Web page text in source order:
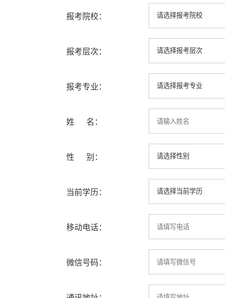
报考院校：
报考层次：
报考专业：
姓 名：
性 别：
当前学历：
移动电话：
微信号码：